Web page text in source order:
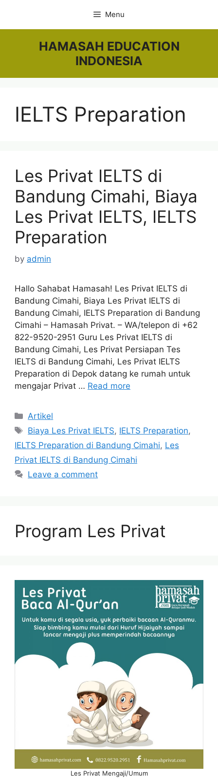
content
Menu
HAMASAH EDUCATION
INDONESIA
IELTS Preparation
Les Privat IELTS di
Bandung Cimahi, Biaya
Les Privat IELTS, IELTS
Preparation
by admin
Hallo Sahabat Hamasah! Les Privat IELTS di
Bandung Cimahi, Biaya Les Privat IELTS di
Bandung Cimahi, IELTS Preparation di Bandung
Cimahi – Hamasah Privat. – WA/telepon di +62
822-9520-2951 Guru Les Privat IELTS di
Bandung Cimahi, Les Privat Persiapan Tes
IELTS di Bandung Cimahi, Les Privat IELTS
Preparation di Depok datang ke rumah untuk
mengajar Privat … Read more
Categories
Artikel
Tags
Biaya Les Privat IELTS, IELTS Preparation,
IELTS Preparation di Bandung Cimahi, Les
Privat IELTS di Bandung Cimahi
Leave a comment
Program Les Privat
Les Privat Mengaji/Umum